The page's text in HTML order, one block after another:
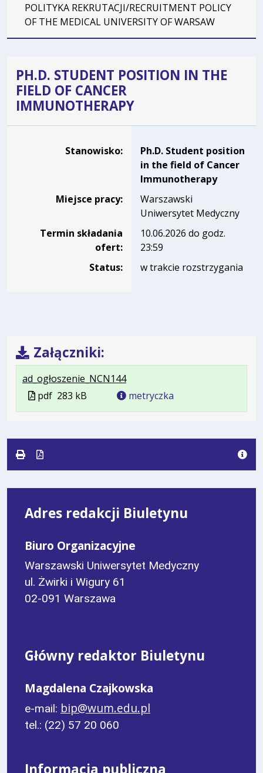
POLITYKA REKRUTACJI/RECRUITMENT POLICY
OF THE MEDICAL UNIVERSITY OF WARSAW
PH.D. STUDENT POSITION IN THE
FIELD OF CANCER
IMMUNOTHERAPY
Stanowisko:
Ph.D. Student position
in the field of Cancer
Immunotherapy
Miejsce pracy:
Warszawski
Uniwersytet Medyczny
Termin składania
ofert:
10.06.2026 do godz.
23:59
Status:
w trakcie rozstrzygania
Załączniki:
ad_ogłoszenie_NCN144.
Plik
.
Rozmiar
.
Otwiera
Plik
w
pdf 283 kB metryczka
Adres redakcji Biuletynu
Biuro Organizacyjne
Warszawski Uniwersytet Medyczny
ul. Żwirki i Wigury 61
02-091 Warszawa
Główny redaktor Biuletynu
Magdalena Czajkowska
e-mail: bip@wum.edu.pl
tel.: (22) 57 20 060
Informacja publiczna